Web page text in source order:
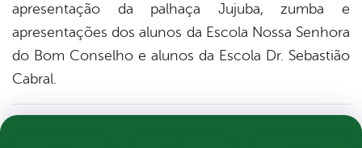
apresentação da palhaça Jujuba, zumba e
apresentações dos alunos da Escola Nossa Senhora
do Bom Conselho e alunos da Escola Dr. Sebastião
Cabral.